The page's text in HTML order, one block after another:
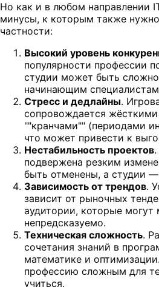
Но как и в любом направлении
минусы, к которым также
частности:
Высокий уровень
популярности профессии
студии может быть
начинающим
Стресс и дедлайны.
сопровождается
""кранчами"" (периодами
что может привести к
Нестабильность проектов
подвержена резким
быть отменены, а студии
Зависимость от трендов.
зависит от рыночных
аудитории, которые могут
непредсказуемо.
Техническая сложность.
сочетания знаний в
математике и
профессию сложным для
учиться.